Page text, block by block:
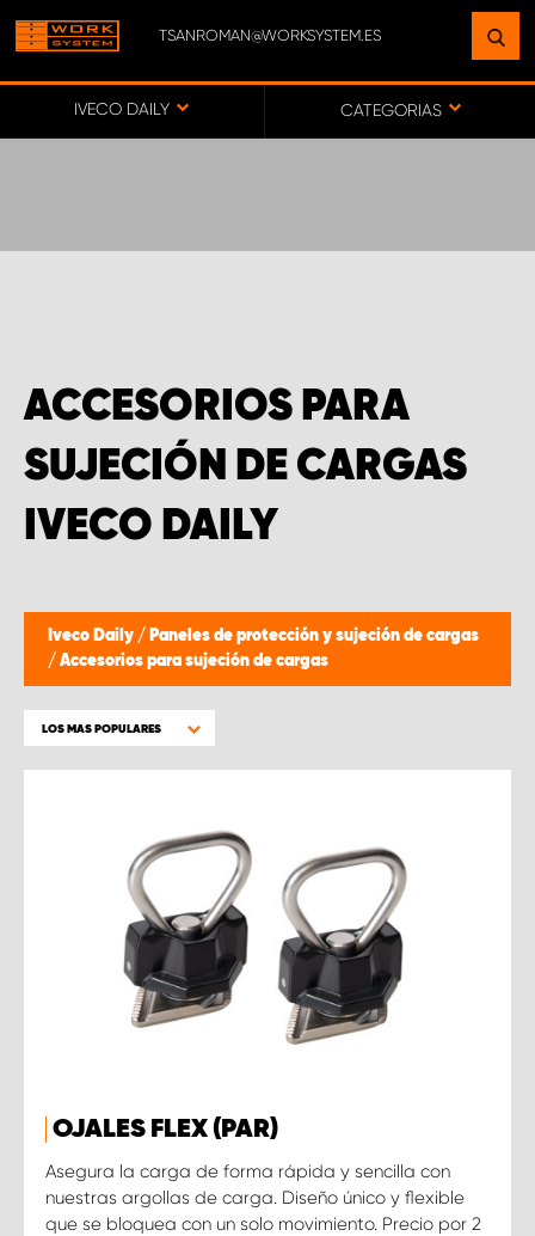
TSANROMAN@WORKSYSTEM.ES
IVECO DAILY CATEGORIAS
ACCESORIOS PARA
SUJECIÓN DE CARGAS
IVECO DAILY
Iveco Daily / Paneles de protección y sujeción de cargas
/ Accesorios para sujeción de cargas
LOS MAS POPULARES
OJALES FLEX (PAR)
Asegura la carga de forma rápida y sencilla con
nuestras argollas de carga. Diseño único y flexible
que se bloquea con un solo movimiento. Precio por 2
ENCUENTRE UNA INSTALACIÓN
CERCA DE USTED